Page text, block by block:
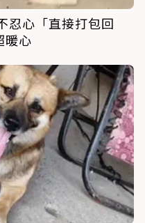
忍心「直接打包回
暖心